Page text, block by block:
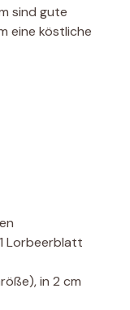
sind gute
eine köstliche
Lorbeerblatt
in 2 cm